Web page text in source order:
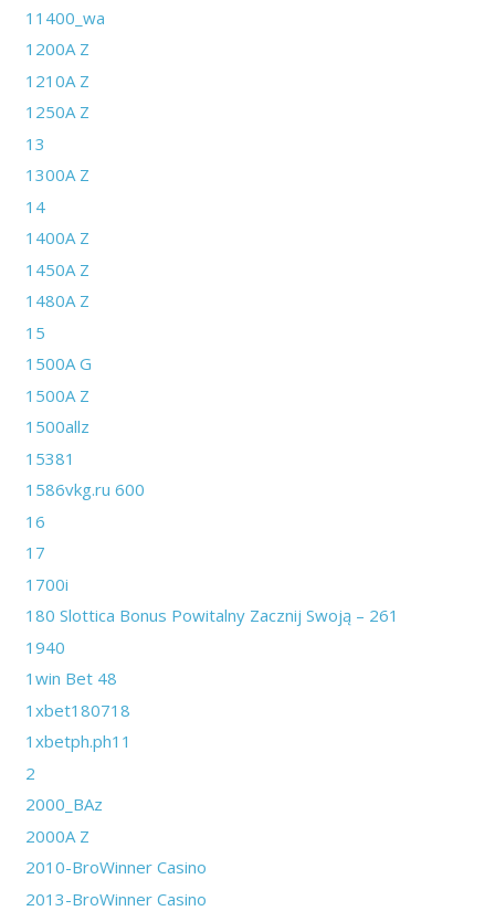
11400_wa
1200A Z
1210A Z
1250A Z
13
1300A Z
14
1400A Z
1450A Z
1480A Z
15
1500A G
1500A Z
1500allz
15381
1586vkg.ru 600
16
17
1700i
180 Slottica Bonus Powitalny Zacznij Swoją – 261
1940
1win Bet 48
1xbet180718
1xbetph.ph11
2
2000_BAz
2000A Z
2010-BroWinner Casino
2013-BroWinner Casino